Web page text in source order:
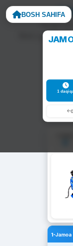
BOSH SAHIFA
To'g'ri
Noto'g'ri javob
1
1-Jamoa